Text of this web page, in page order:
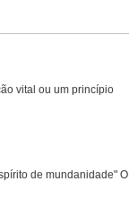
vital ou um princípio
de mundanidade" O